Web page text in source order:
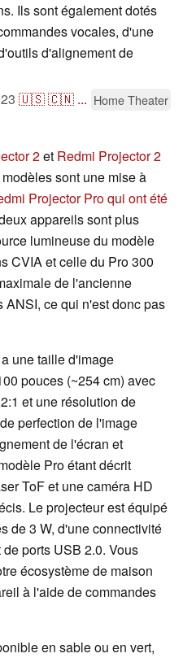
Ils sont également dotés
vocales, d'une
d'alignement de
🇺🇸🇨🇳 ... Home Theater
2et Redmi Projector 2
sont une mise à
Projector Pro qui ont été
appareils sont plus
lumineuse du modèle
CVIA et celle du Pro 300
de l'ancienne
ce qui n'est donc pas
une taille d'image
pouces (~254 cm) avec
et une résolution de
perfection de l'image
de l'écran et
Pro étant décrit
ToF et une caméra HD
Le projecteur est équipé
de 3 W, d'une connectivité
ports USB 2.0. Vous
écosystème de maison
à l'aide de commandes
en sable ou en vert,